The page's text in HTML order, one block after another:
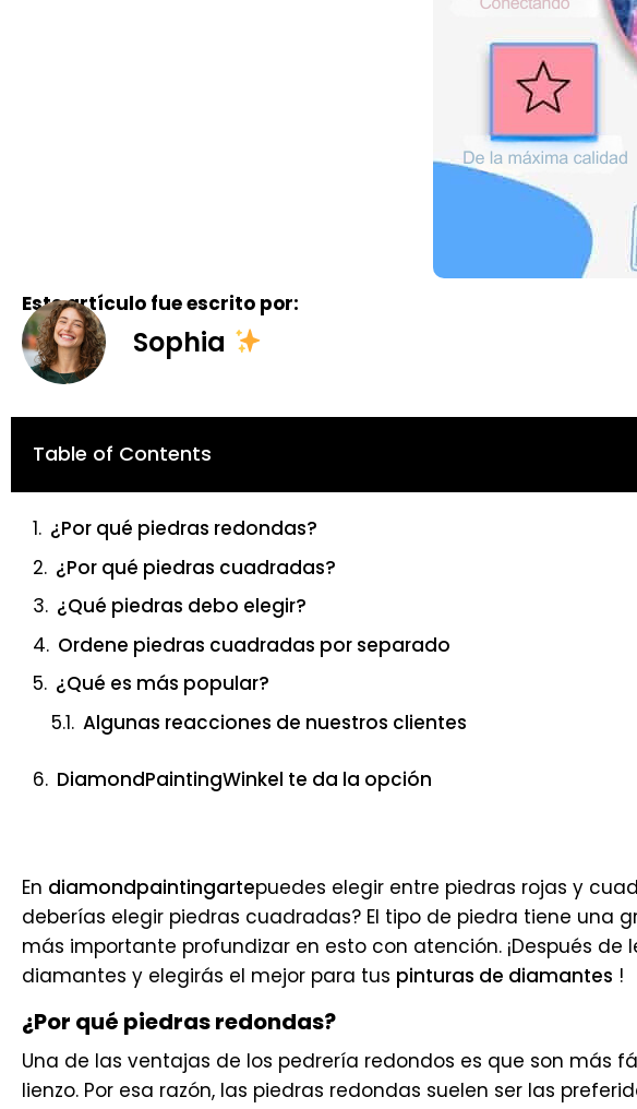
Este artículo fue escrito por:
Sophia
Table of Contents
¿Por qué piedras redondas?
¿Por qué piedras cuadradas?
¿Qué piedras debo elegir?
Ordene piedras cuadradas por separado
¿Qué es más popular?
Algunas reacciones de nuestros clientes
DiamondPaintingWinkel te da la opción
En diamondpaintingartepuedes elegir entre piedras rojas y
deberías elegir piedras cuadradas? El tipo de piedra tiene una
más importante profundizar en esto con atención. ¡Después
diamantes y elegirás el mejor para tus pinturas de diamantes !
¿Por qué piedras redondas?
Una de las ventajas de los pedrería redondos es que son más
lienzo. Por esa razón, las piedras redondas suelen ser las